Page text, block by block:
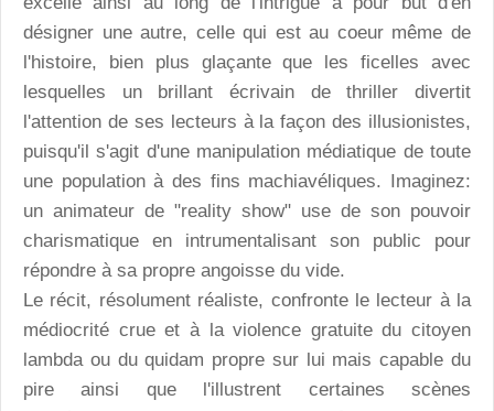
désigner une autre, celle qui est au coeur même de
l'histoire, bien plus glaçante que les ficelles avec
lesquelles un brillant écrivain de thriller divertit
l'attention de ses lecteurs à la façon des illusionistes,
puisqu'il s'agit d'une manipulation médiatique de toute
une population à des fins machiavéliques. Imaginez:
un animateur de "reality show" use de son pouvoir
charismatique en intrumentalisant son public pour
répondre à sa propre angoisse du vide.
Le récit, résolument réaliste, confronte le lecteur à la
médiocrité crue et à la violence gratuite du citoyen
lambda ou du quidam propre sur lui mais capable du
pire ainsi que l'illustrent certaines scènes